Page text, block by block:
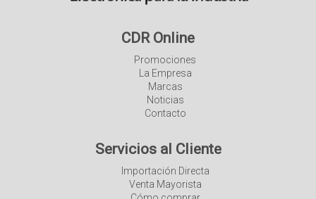
CDR Online
Promociones
La Empresa
Marcas
Noticias
Contacto
Servicios al Cliente
Importación Directa
Venta Mayorista